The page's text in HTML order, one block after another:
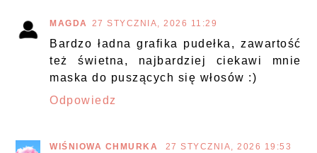
MAGDA 27 STYCZNIA, 2026 11:29
Bardzo ładna grafika pudełka, zawartość
też świetna, najbardziej ciekawi mnie
maska do puszących się włosów :)
Odpowiedz
WIŚNIOWA CHMURKA 27 STYCZNIA, 2026 19:53